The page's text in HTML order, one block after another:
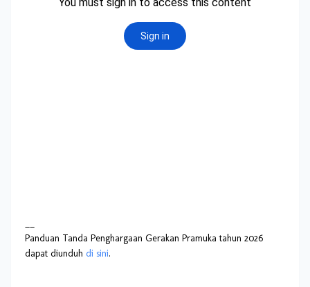
Panduan Tanda Penghargaan Gerakan Pramuka tahun 2026
dapat diunduh di sini.